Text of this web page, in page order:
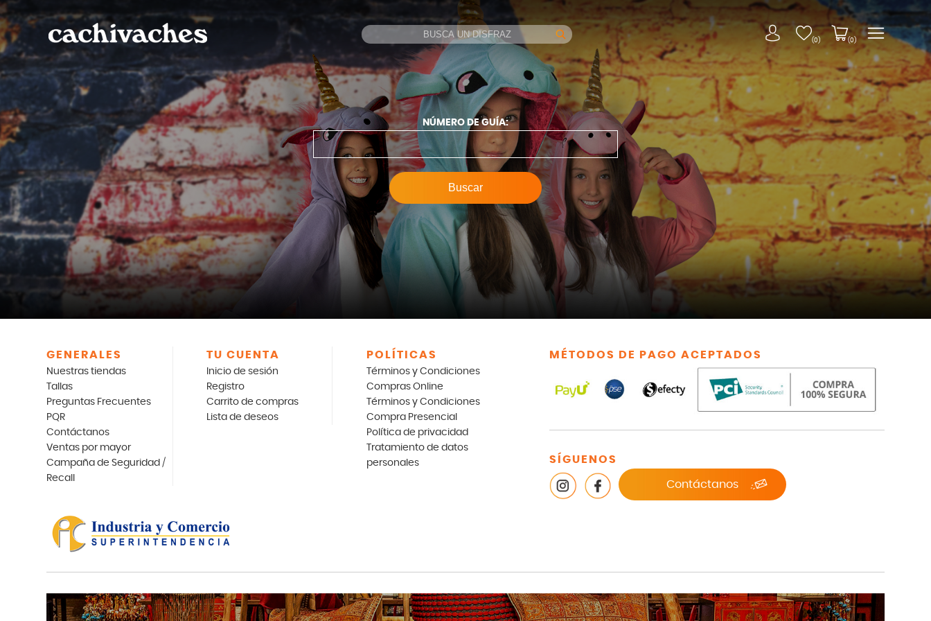
(0) (0)
NÚMERO DE GUÍA:
GENERALES
Nuestras tiendas
Tallas
Preguntas Frecuentes
PQR
Contáctanos
Ventas por mayor
Campaña de Seguridad /
Recall
TU CUENTA
Inicio de sesión
Registro
Carrito de compras
Lista de deseos
POLÍTICAS
Términos y Condiciones
Compras Online
Términos y Condiciones
Compra Presencial
Política de privacidad
Tratamiento de datos
personales
MÉTODOS DE PAGO ACEPTADOS
SÍGUENOS
Contáctanos